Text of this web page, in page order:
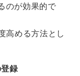
のが効果的で
高める方法とし
録